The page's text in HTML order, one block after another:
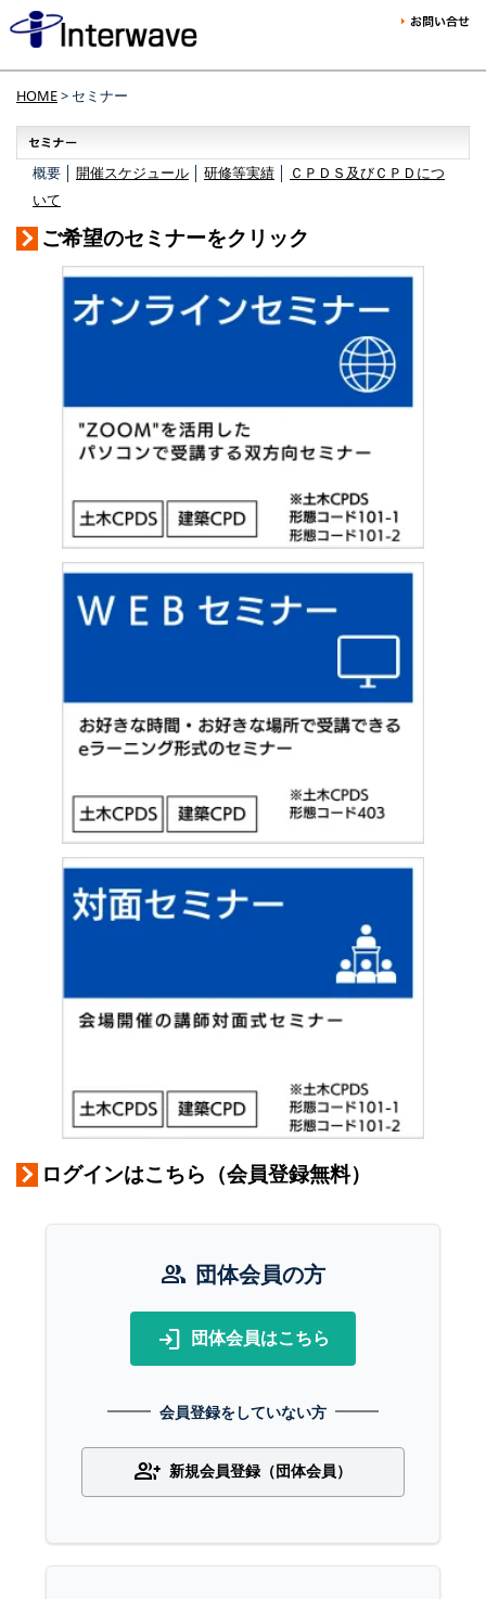
HOME> セミナー
概要 │ 開催スケジュール 研修等実績
ＣＰＤＳ及びＣＰＤにつ
いて
ご希望のセミナーをクリック
ログインはこちら（会員登録無料）
group 団体会員の方
login 団体会員はこちら
会員登録をしていない方
group_add 新規会員登録（団体会員）